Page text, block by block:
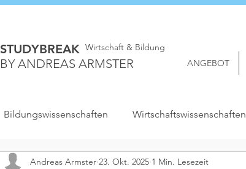
STUDYBREAK
BY ANDREAS ARMSTER
Wirtschaft & Bildung
ANGEBOT
Bildungswissenschaften Wirtschaftswissenschaften
Andreas Armster 23. Okt. 2025 1 Min. Lesezeit